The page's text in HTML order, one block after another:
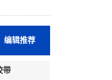
胶带（铁氟
色，表面极其
260°C -
好，本身就
对不留残
熨斗底板、
点是强度较
比选择（中
编辑推荐
带